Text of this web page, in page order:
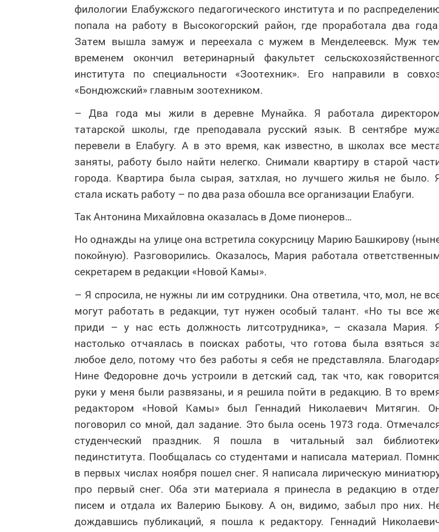
филологии Елабужского педагогического института и по
попала на работу в Высокогорский район, где проработала два
Затем вышла замуж и переехала с мужем в Менделеевск. Муж
временем окончил ветеринарный факультет
института по специальности «Зоотехник». Его направили в
«Бондюжский» главным зоотехником.
– Два года мы жили в деревне Мунайка. Я работала
татарской школы, где преподавала русский язык. В сентябре
перевели в Елабугу. А в это время, как известно, в школах все
заняты, работу было найти нелегко. Снимали квартиру в старой
города. Квартира была сырая, затхлая, но лучшего жилья не было.
стала искать работу – по два раза обошла все организации Елабуги.
Так Антонина Михайловна оказалась в Доме пионеров…
Но однажды на улице она встретила сокурсницу Марию Башкирову
покойную). Разговорились. Оказалось, Мария работала
секретарем в редакции «Новой Камы».
– Я спросила, не нужны ли им сотрудники. Она ответила, что, мол, не
могут работать в редакции, тут нужен особый талант. «Но ты все
приди – у нас есть должность литсотрудника», – сказала Мария.
настолько отчаялась в поисках работы, что готова была взяться
любое дело, потому что без работы я себя не представляла.
Нине Федоровне дочь устроили в детский сад, так что, как
руки у меня были развязаны, и я решила пойти в редакцию. В то
редактором «Новой Камы» был Геннадий Николаевич Митягин.
поговорил со мной, дал задание. Это была осень 1973 года.
студенческий праздник. Я пошла в читальный зал
пединститута. Пообщалась со студентами и написала материал.
в первых числах ноября пошел снег. Я написала лирическую
про первый снег. Оба эти материала я принесла в редакцию в
писем и отдала их Валерию Быкову. А он, видимо, забыл про них.
дождавшись публикаций, я пошла к редактору. Геннадий